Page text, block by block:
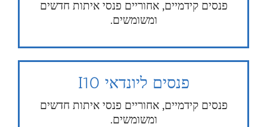
פנסים קידמיים, אחוריים פנסי איתות חדשים
ומשומשים.
פנסים ליונדאי I10
פנסים קידמיים, אחוריים פנסי איתות חדשים
ומשומשים.